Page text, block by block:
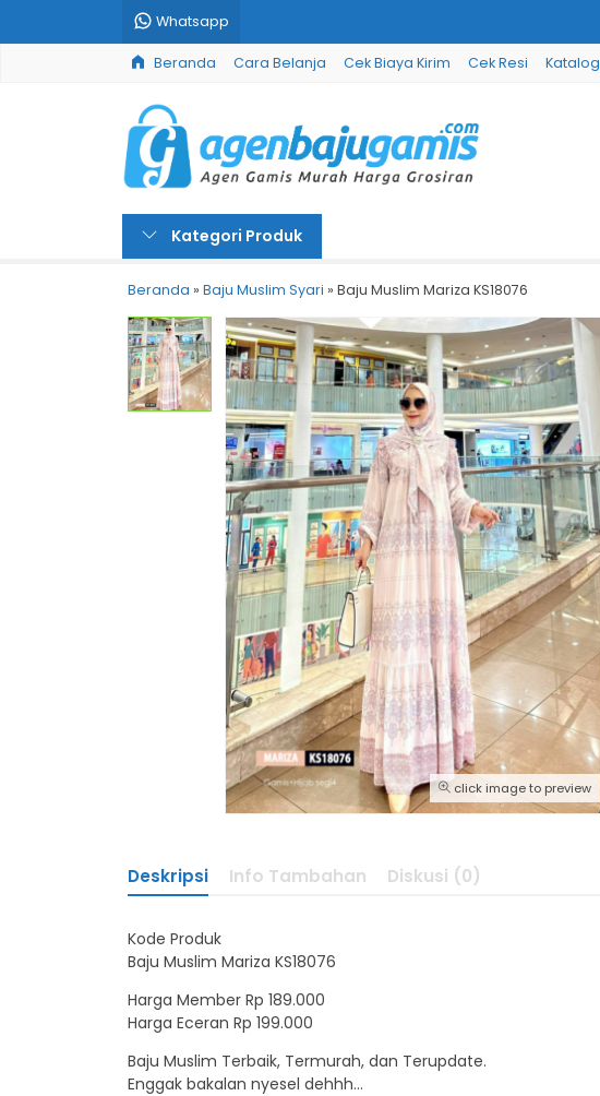
Whatsapp
Beranda Cara Belanja Cek Biaya Kirim Cek Resi Katalog
Kategori Produk
Beranda » Baju Muslim Syari » Baju Muslim Mariza KS18076
click image to preview
Deskripsi Info Tambahan Diskusi (0)
Kode Produk
Baju Muslim Mariza KS18076
Harga Member Rp 189.000
Harga Eceran Rp 199.000
Baju Muslim Terbaik, Termurah, dan Terupdate.
Enggak bakalan nyesel dehhh…